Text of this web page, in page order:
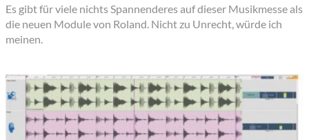
Es gibt für viele nichts Spannenderes auf dieser Musikmesse als
die neuen Module von Roland. Nicht zu Unrecht, würde ich
meinen.